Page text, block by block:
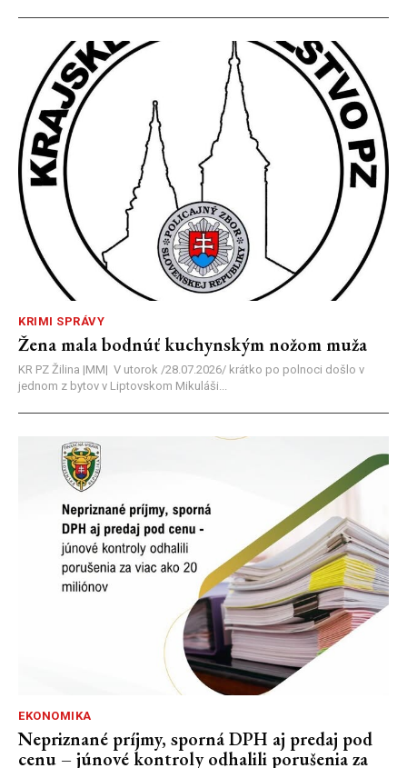
KRIMI SPRÁVY
Žena mala bodnúť kuchynským nožom muža
KR PZ Žilina |MM| V utorok /28.07.2026/ krátko po polnoci došlo v
jednom z bytov v Liptovskom Mikuláši...
EKONOMIKA
Nepriznané príjmy, sporná DPH aj predaj pod
cenu – júnové kontroly odhalili porušenia za